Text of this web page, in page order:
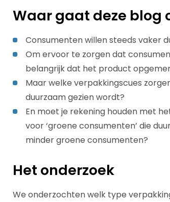
Waar gaat deze blog
Consumenten willen steeds vaker
Om ervoor te zorgen dat
belangrijk dat het product
Maar welke verpakkingscues
duurzaam gezien wordt?
En moet je rekening houden met
voor ‘groene consumenten’ die
minder groene consumenten?
Het onderzoek
We onderzochten welk type